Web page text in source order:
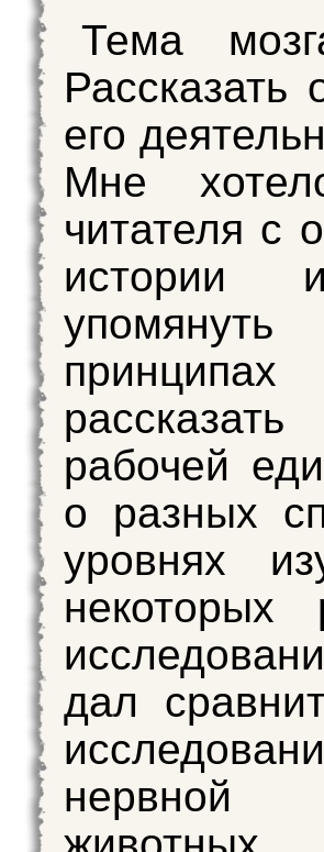
Тема
Рассказать
его
Мне
читателя с
истории
принципах
рабочей
о разных
уровнях
некоторых
дал
нервной